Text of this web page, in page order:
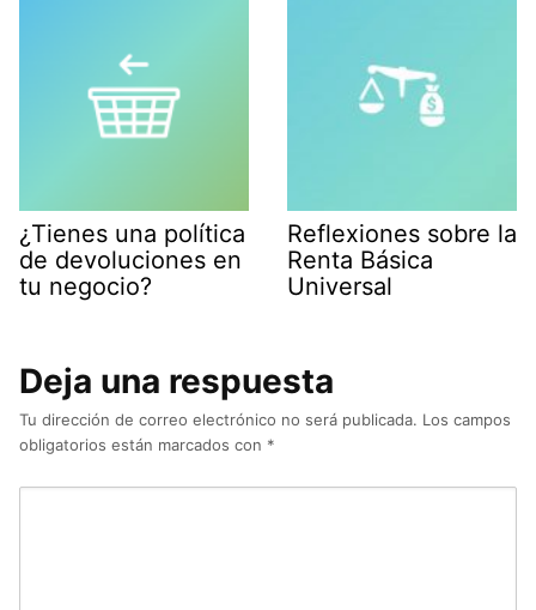
¿Tienes una política
de devoluciones en
tu negocio?
Reflexiones sobre la
Renta Básica
Universal
Deja una respuesta
Tu dirección de correo electrónico no será publicada. Los campos
obligatorios están marcados con *